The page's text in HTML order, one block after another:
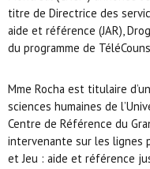
titre de Directrice des
aide et référence (JAR),
du programme de
Mme Rocha est titulaire
sciences humaines de
Centre de Référence du
intervenante sur les lignes
et Jeu : aide et référence